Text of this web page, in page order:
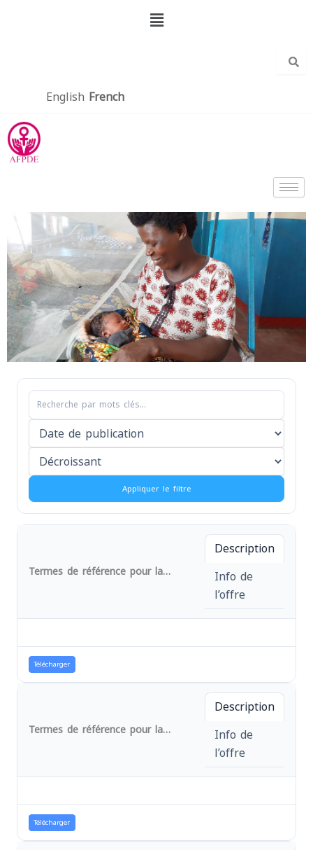
Menu
English French
Appliquer le filtre
Termes de référence pour la fourniture des fiches sanitares pour les structures sanitaires des zones de santé de Lemera et Ruzizi, au Sud-Kivu en RD Congo. (DAO N° 041/RES/BMZ/MEDEOR/AFPDE/2025)
Description
Info de
l’offre
Télécharger
Termes de référence pour la fourniture et l'installation de trois kits solaires pour alimenter en énergie le bureau siège de l'AFPDE ainsi que deux morgues. Réf. N° 033/URG/AA/MEDEOR/AFPDE/2024
Description
Info de
l’offre
Télécharger